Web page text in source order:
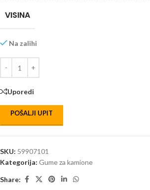
VISINA
Na zalihi
Uporedi
POŠALJI UPIT
SKU: 59907101
Kategorija: Gume za kamione
Share: